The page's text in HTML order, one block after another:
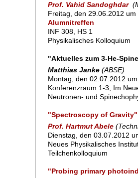
Prof. Vahid Sandoghdar
Freitag, den 29.06.2012
Alumnitreffen
INF 308, HS 1
Physikalisches Kolloquium
"Aktuelles zum 3-He-
Matthias Janke (ABSE)
Montag, den 02.07.2012
Konferenzraum 1-3, Im
Neutronen- und
"Spectroscopy of Gravity"
Prof. Hartmut Abele
Dienstag, den 03.07.2012
Neues Physikalisches
Teilchenkolloquium
"Probing primary